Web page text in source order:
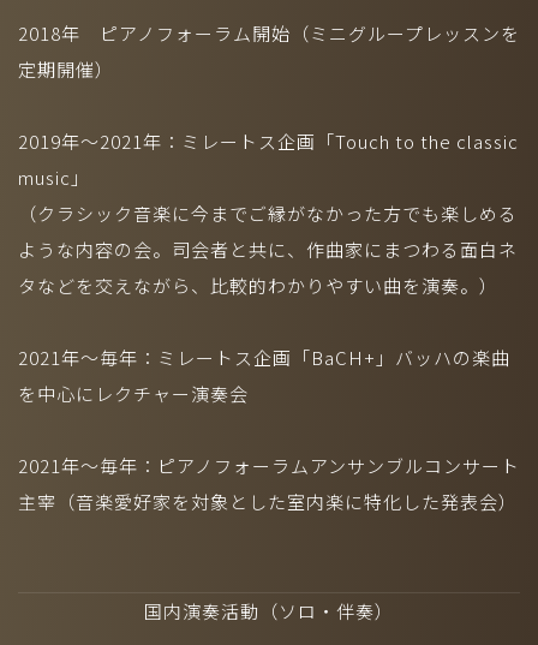
2018年 ピアノフォーラム開始（ミニグループレッスンを
定期開催）
2019年～2021年：ミレートス企画「Touch to the classic
music」
（クラシック音楽に今までご縁がなかった方でも楽しめる
ような内容の会。司会者と共に、作曲家にまつわる面白ネ
タなどを交えながら、比較的わかりやすい曲を演奏。）
2021年～毎年：ミレートス企画「BaCH+」バッハの楽曲
を中心にレクチャー演奏会
2021年～毎年：ピアノフォーラムアンサンブルコンサート
主宰（音楽愛好家を対象とした室内楽に特化した発表会）
国内演奏活動（ソロ・伴奏）